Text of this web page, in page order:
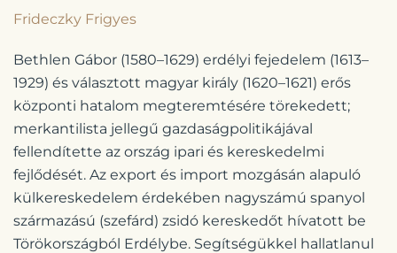
Frideczky Frigyes
Bethlen Gábor (1580–1629) erdélyi fejedelem (1613–
1929) és választott magyar király (1620–1621) erős
központi hatalom megteremtésére törekedett;
merkantilista jellegű gazdaságpolitikájával
fellendítette az ország ipari és kereskedelmi
fejlődését. Az export és import mozgásán alapuló
külkereskedelem érdekében nagyszámú spanyol
származású (szefárd) zsidó kereskedőt hívatott be
Törökországból Erdélybe. Segítségükkel hallatlanul